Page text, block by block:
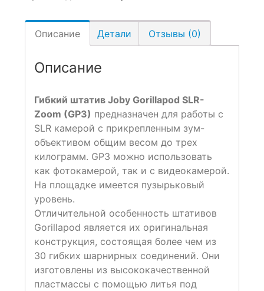
Описание Детали Отзывы (0)
Описание
Гибкий штатив Joby Gorillapod SLR-
Zoom (GP3) предназначен для работы с
SLR камерой с прикрепленным зум-
объективом общим весом до трех
килограмм. GP3 можно использовать
как фотокамерой, так и с видеокамерой.
На площадке имеется пузырьковый
уровень.
Отличительной особенность штативов
Gorillapod является их оригинальная
конструкция, состоящая более чем из
30 гибких шарнирных соединений. Они
изготовлены из высококачественной
пластмассы с помощью литья под